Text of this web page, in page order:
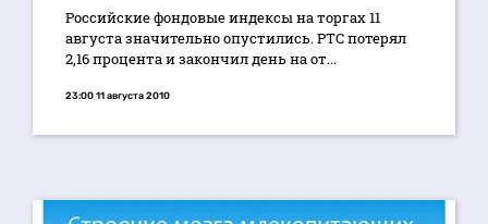
Российские фондовые индексы на торгах 11
августа значительно опустились. РТС потерял
2,16 процента и закончил день на от...
23:00 11 августа 2010